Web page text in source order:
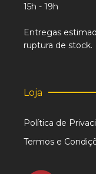
15h - 19h
Entregas
ruptura de stock.
Loja
Política de
Termos e